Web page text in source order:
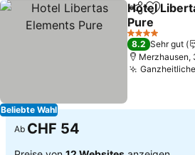
Beliebte Wahl
TeilenZu
Hotel
Pure
Preise sehen
4 Sterne
8.2 Sehr gut
Merzhausen,
Ab CHF 54